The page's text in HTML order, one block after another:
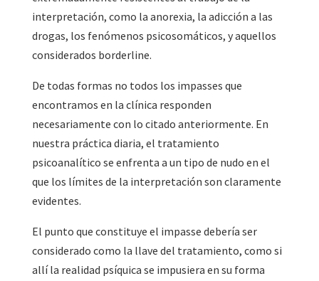
interpretación, como la anorexia, la adicción a las
drogas, los fenómenos psicosomáticos, y aquellos
considerados borderline.
De todas formas no todos los impasses que
encontramos en la clínica responden
necesariamente con lo citado anteriormente. En
nuestra práctica diaria, el tratamiento
psicoanalítico se enfrenta a un tipo de nudo en el
que los límites de la interpretación son claramente
evidentes.
El punto que constituye el impasse debería ser
considerado como la llave del tratamiento, como si
allí la realidad psíquica se impusiera en su forma